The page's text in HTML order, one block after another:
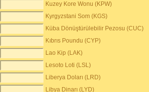
Kuzey Kore Wonu (KPW)
Kyrgyzstani Som (KGS)
Küba Dönüştürülebilir Pezosu (CUC)
Kıbrıs Poundu (CYP)
Lao Kip (LAK)
Lesoto Loti (LSL)
Liberya Doları (LRD)
Libya Dinarı (LYD)